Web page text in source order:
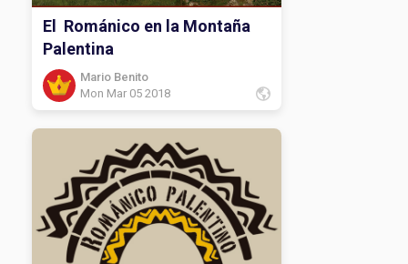
El Románico en la Montaña
Palentina
Mario Benito
Mon Mar 05 2018